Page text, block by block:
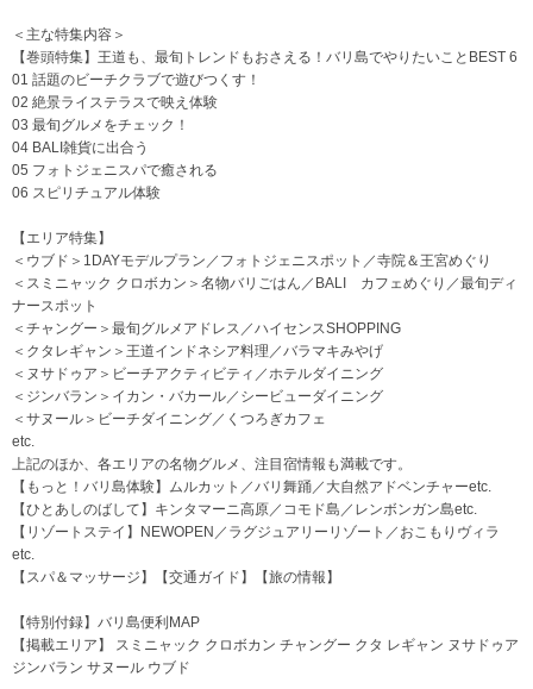
＜主な特集内容＞
【巻頭特集】王道も、最旬トレンドもおさえる！バリ島でやりたいことBEST 6
01 話題のビーチクラブで遊びつくす！
02 絶景ライステラスで映え体験
03 最旬グルメをチェック！
04 BALI雑貨に出合う
05 フォトジェニスパで癒される
06 スピリチュアル体験
【エリア特集】
＜ウブド＞1DAYモデルプラン／フォトジェニスポット／寺院＆王宮めぐり
＜スミニャック クロボカン＞名物バリごはん／BALI カフェめぐり／最旬ディ
ナースポット
＜チャングー＞最旬グルメアドレス／ハイセンスSHOPPING
＜クタレギャン＞王道インドネシア料理／バラマキみやげ
＜ヌサドゥア＞ビーチアクティビティ／ホテルダイニング
＜ジンバラン＞イカン・バカール／シービューダイニング
＜サヌール＞ビーチダイニング／くつろぎカフェ
etc.
上記のほか、各エリアの名物グルメ、注目宿情報も満載です。
【もっと！バリ島体験】ムルカット／バリ舞踊／大自然アドベンチャーetc.
【ひとあしのばして】キンタマーニ高原／コモド島／レンボンガン島etc.
【リゾートステイ】NEWOPEN／ラグジュアリーリゾート／おこもりヴィラ
etc.
【スパ＆マッサージ】【交通ガイド】【旅の情報】
【特別付録】バリ島便利MAP
【掲載エリア】 スミニャック クロボカン チャングー クタ レギャン ヌサドゥア
ジンバラン サヌール ウブド